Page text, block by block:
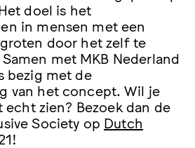
doel is het
in mensen met een
door het zelf te
met MKB Nederland
bezig met de
van het concept. Wil je
zien? Bezoek dan de
Society op Dutch